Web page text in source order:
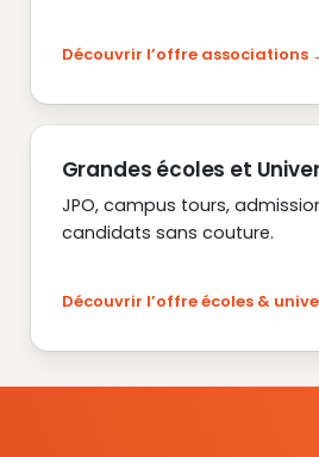
Découvrir l’offre associations
Grandes écoles et
JPO, campus tours,
candidats sans couture.
Découvrir l’offre écoles &